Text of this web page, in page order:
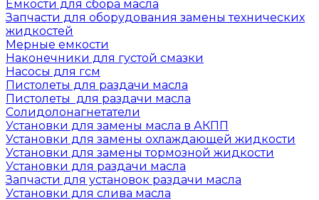
Емкости для сбора масла
Запчасти для оборудования замены технических
жидкостей
Мерные емкости
Наконечники для густой смазки
Насосы для гсм
Пистолеты для раздачи масла
Пистолеты для раздачи масла
Солидолонагнетатели
Установки для замены масла в АКПП
Установки для замены охлаждающей жидкости
Установки для замены тормозной жидкости
Установки для раздачи масла
Запчасти для установок раздачи масла
Установки для слива масла